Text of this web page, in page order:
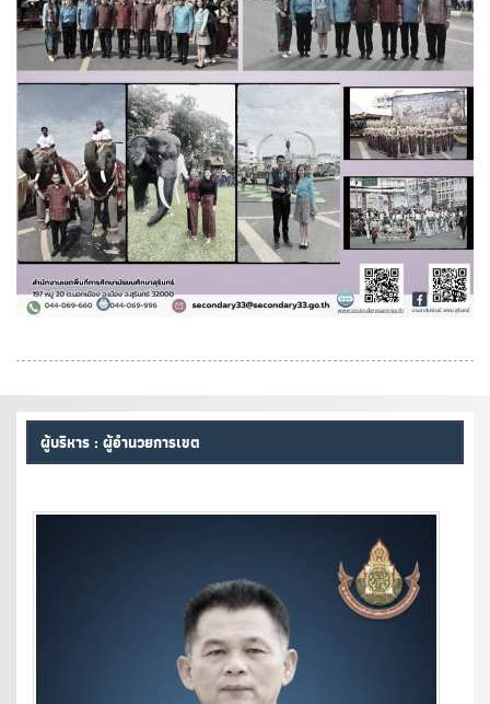
ผู้บริหาร : ผู้อำนวยการเขต